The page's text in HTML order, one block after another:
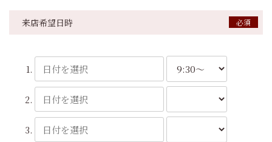
来店希望日時